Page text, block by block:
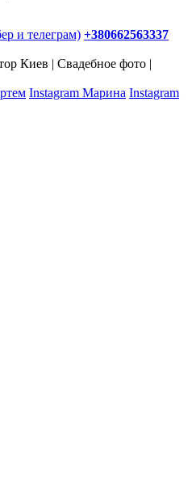
и телеграм) +380662563337
Киев | Свадебное фото |
Instagram Марина Instagram